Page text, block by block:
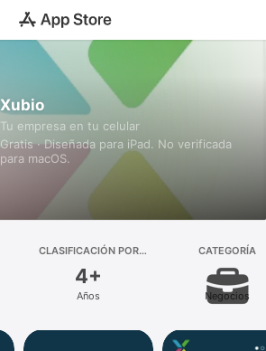
Xubio
Tu empresa en tu celular
Gratis · Diseñada para iPad. No verificada
para macOS.
CLASIFICACIÓN POR
4+
Años
CATEGORÍA
Negocios